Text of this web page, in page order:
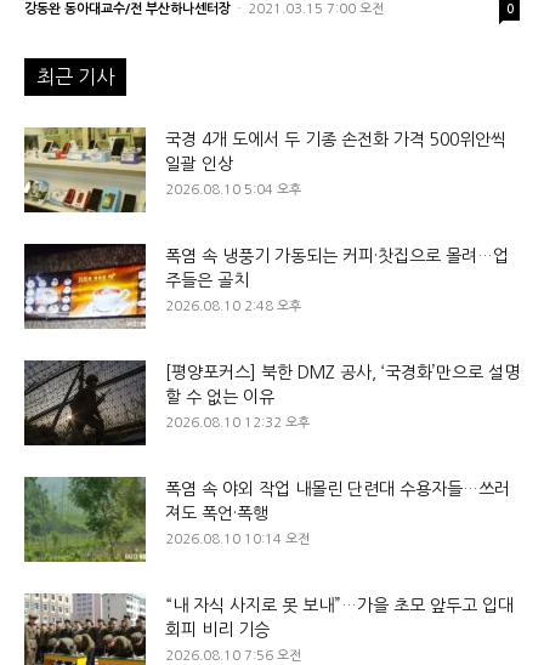
강동완 동아대교수/전 부산하나센터장 - 2021.03.15 7:00 오전 0
최근 기사
국경 4개 도에서 두 기종 손전화 가격 500위안씩
일괄 인상
2026.08.10 5:04 오후
폭염 속 냉풍기 가동되는 커피·찻집으로 몰려…업
주들은 골치
2026.08.10 2:48 오후
[평양포커스] 북한 DMZ 공사, ‘국경화’만으로 설명
할 수 없는 이유
2026.08.10 12:32 오후
폭염 속 야외 작업 내몰린 단련대 수용자들…쓰러
져도 폭언·폭행
2026.08.10 10:14 오전
“내 자식 사지로 못 보내”…가을 초모 앞두고 입대
회피 비리 기승
2026.08.10 7:56 오전